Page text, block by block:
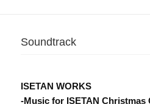
Soundtrack
ISETAN WORKS
-Music for ISETAN Christmas